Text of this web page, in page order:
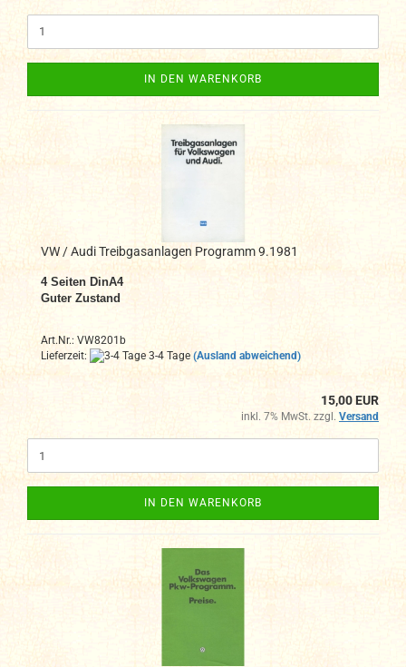
IN DEN WARENKORB
VW / Audi Treibgasanlagen Programm 9.1981
4 Seiten DinA4
Guter Zustand
Art.Nr.: VW8201b
Lieferzeit:
3-4 Tage (Ausland abweichend)
15,00 EUR
inkl. 7% MwSt. zzgl. Versand
IN DEN WARENKORB